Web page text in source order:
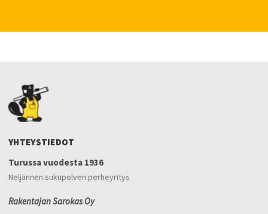
YHTEYSTIEDOT
Turussa vuodesta 1936
Neljännen sukupolven perheyritys
Rakentajan Sarokas Oy